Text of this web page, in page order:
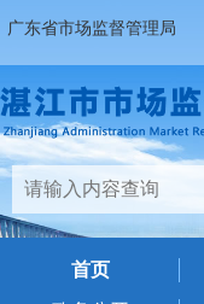
广东省市场监督管理局
首页